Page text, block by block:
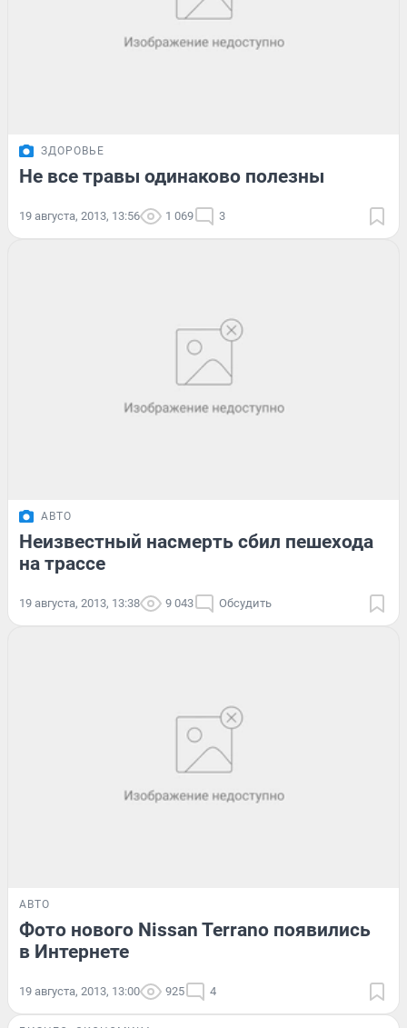
ЗДОРОВЬЕ
Не все травы одинаково полезны
19 августа, 2013, 13:56 1 069 3
АВТО
Неизвестный насмерть сбил пешехода
на трассе
19 августа, 2013, 13:38 9 043 Обсудить
АВТО
Фото нового Nissan Terrano появились
в Интернете
19 августа, 2013, 13:00 925 4